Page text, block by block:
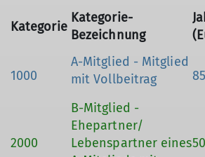
Kategorie
Kategorie-
Bezeichnung
1000
A-Mitglied - Mitglied
mit Vollbeitrag
2000
B-Mitglied -
Ehepartner/
Lebenspartner eines